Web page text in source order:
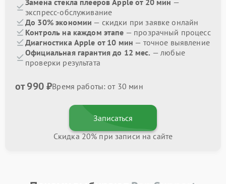
Замена стекла плееров Apple от 20 мин —
экспресс-обслуживание
До 30% экономии — скидки при заявке онлайн
Контроль на каждом этапе — прозрачный процесс
Диагностика Apple от 10 мин — точное выявление
Официальная гарантия до 12 мес. — любые
проверки результата
от 990 ₽Время работы: от 30 мин
Записаться
Скидка 20% при записи на сайте